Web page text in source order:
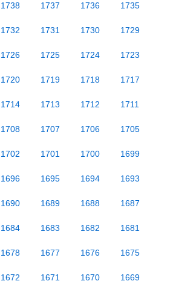
1738 1737 1736 1735
1732 1731 1730 1729
1726 1725 1724 1723
1720 1719 1718 1717
1714 1713 1712 1711
1708 1707 1706 1705
1702 1701 1700 1699
1696 1695 1694 1693
1690 1689 1688 1687
1684 1683 1682 1681
1678 1677 1676 1675
1672 1671 1670 1669